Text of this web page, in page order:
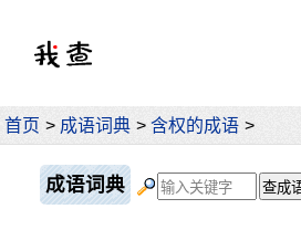
首页 > 成语词典 > 含权的成语 >
成语词典